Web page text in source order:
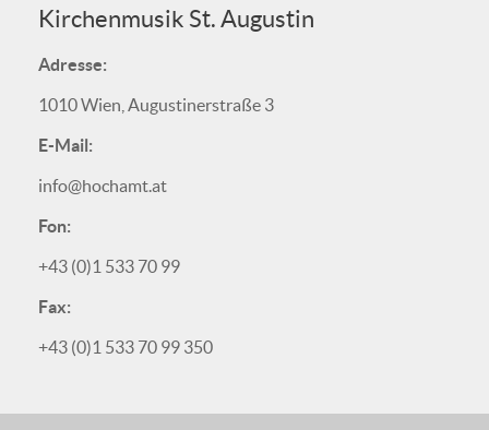
Kirchenmusik St. Augustin
Adresse:
1010 Wien, Augustinerstraße 3
E-Mail:
info@hochamt.at
Fon:
+43 (0)1 533 70 99
Fax:
+43 (0)1 533 70 99 350